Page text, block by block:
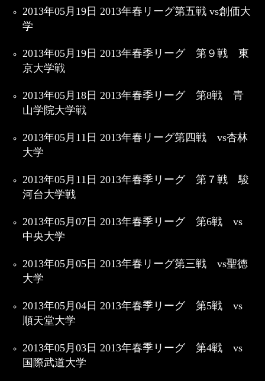
2013年05月19日 2013年春リーグ第五戦 vs創価大
学
2013年05月19日 2013年春季リーグ 第９戦 東
京大学戦
2013年05月18日 2013年春季リーグ 第8戦 青
山学院大学戦
2013年05月11日 2013年春リーグ第四戦 vs杏林
大学
2013年05月11日 2013年春季リーグ 第７戦 駿
河台大学戦
2013年05月07日 2013年春季リーグ 第6戦 vs
中央大学
2013年05月05日 2013年春リーグ第三戦 vs聖徳
大学
2013年05月04日 2013年春季リーグ 第5戦 vs
順天堂大学
2013年05月03日 2013年春季リーグ 第4戦 vs
国際武道大学